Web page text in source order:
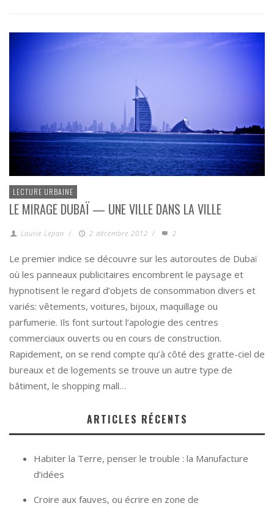
LECTURE URBAINE
LE MIRAGE DUBAÏ — UNE VILLE DANS LA VILLE
Laurie Lepan / 2 décembre 2012 / 2
Le premier indice se découvre sur les autoroutes de Dubaï
où les panneaux publicitaires encombrent le paysage et
hypnotisent le regard d’objets de consommation divers et
variés: vêtements, voitures, bijoux, maquillage ou
parfumerie. Ils font surtout l’apologie des centres
commerciaux ouverts ou en cours de construction.
Rapidement, on se rend compte qu’à côté des gratte-ciel de
bureaux et de logements se trouve un autre type de
bâtiment, le shopping mall…
ARTICLES RÉCENTS
Habiter la Terre, penser le trouble : la Manufacture
d’idées
Croire aux fauves, ou écrire en zone de